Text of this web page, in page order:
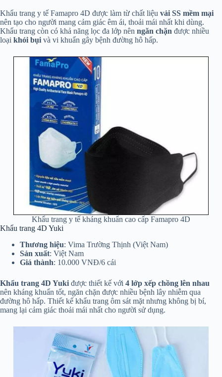
Khẩu trang y tế Famapro 4D được làm từ chất liệu vải SS mềm mại
nên tạo cho người mang cảm giác êm ái, thoải mái nhất khi dùng.
Khẩu trang còn có khả năng lọc đa lớp nên ngăn chặn được nhiều
loại khói bụi và vi khuẩn gây bệnh đường hô hấp.
Khẩu trang y tế kháng khuẩn cao cấp Famapro 4D
Khẩu trang 4D Yuki
Thương hiệu: Vima Trường Thịnh (Việt Nam)
Sản xuất: Việt Nam
Giá thành: 10.000 VNĐ/6 cái
Khẩu trang 4D Yuki được thiết kế với 4 lớp xếp chồng lên nhau
nên kháng khuẩn tốt, ngăn chặn được nhiều bệnh lây nhiễm qua
đường hô hấp. Thiết kế khẩu trang ôm sát mặt nhưng không bị bí,
mang lại cảm giác thoải mái nhất cho người sử dụng.